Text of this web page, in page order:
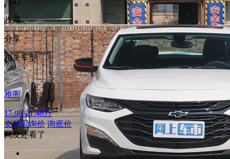
7542
收藏
分享
相关车型
雅阁
17.98-21.48万
支付宝询价 询底价
网友还看了